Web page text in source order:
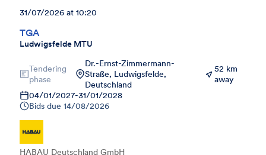
TGA
Ludwigsfelde MTU
31/07/2026 at 10:20
Tendering
phase
Dr.-Ernst-Zimmermann-
Straße, Ludwigsfelde,
Deutschland
52 km
away
04/01/2027-31/01/2028
Bids due 14/08/2026
HABAU Deutschland GmbH